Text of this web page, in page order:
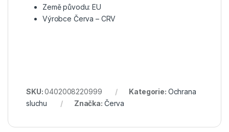
Země původu: EU
Výrobce Červa – CRV
SKU:0402008220999 Kategorie: Ochrana
sluchu
Značka: Červa